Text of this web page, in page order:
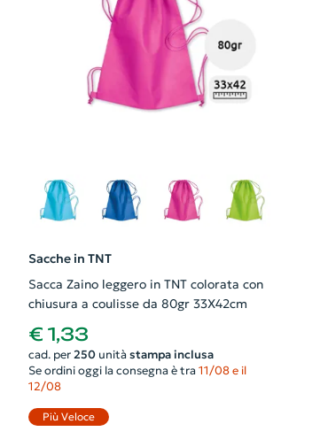
Sacche in TNT
Sacca Zaino leggero in TNT colorata con
chiusura a coulisse da 80gr 33X42cm
€ 1,33
cad. per 250unità stampa inclusa
Se ordini oggi la consegna è tra 11/08 e il
12/08
Più Veloce